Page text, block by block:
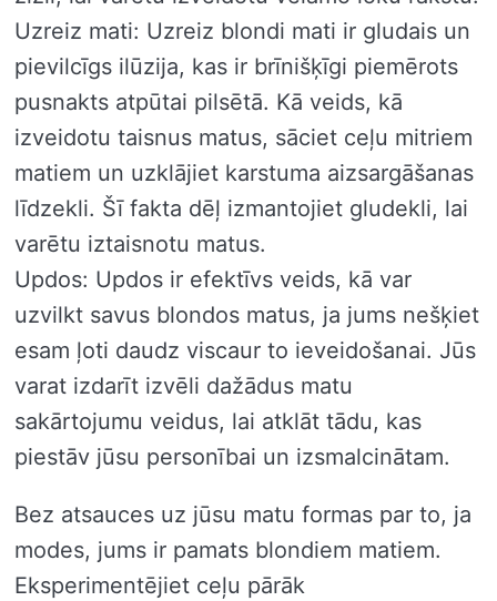
Uzreiz mati: Uzreiz blondi mati ir gludais un
pievilcīgs ilūzija, kas ir brīnišķīgi piemērots
pusnakts atpūtai pilsētā. Kā veids, kā
izveidotu taisnus matus, sāciet ceļu mitriem
matiem un uzklājiet karstuma aizsargāšanas
līdzekli. Šī fakta dēļ izmantojiet gludekli, lai
varētu iztaisnotu matus.
Updos: Updos ir efektīvs veids, kā var
uzvilkt savus blondos matus, ja jums nešķiet
esam ļoti daudz viscaur to ieveidošanai. Jūs
varat izdarīt izvēli dažādus matu
sakārtojumu veidus, lai atklāt tādu, kas
piestāv jūsu personībai un izsmalcinātam.
Bez atsauces uz jūsu matu formas par to, ja
modes, jums ir pamats blondiem matiem.
Eksperimentējiet ceļu pārāk